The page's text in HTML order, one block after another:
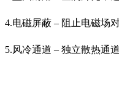
4.电磁屏蔽 – 阻止电磁场
5.风冷通道 – 独立散热通